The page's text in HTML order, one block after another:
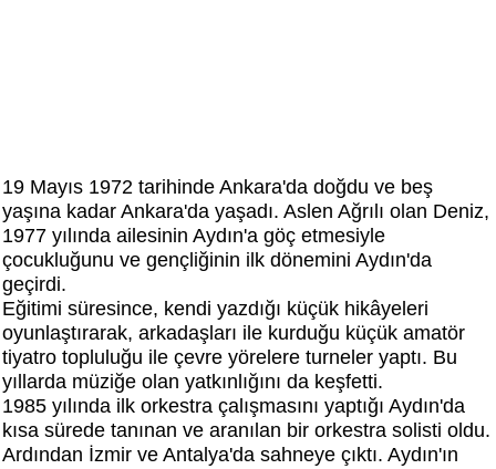
19 Mayıs 1972 tarihinde Ankara'da doğdu ve beş
yaşına kadar Ankara'da yaşadı. Aslen Ağrılı olan Deniz,
1977 yılında ailesinin Aydın'a göç etmesiyle
çocukluğunu ve gençliğinin ilk dönemini Aydın'da
geçirdi.
Eğitimi süresince, kendi yazdığı küçük hikâyeleri
oyunlaştırarak, arkadaşları ile kurduğu küçük amatör
tiyatro topluluğu ile çevre yörelere turneler yaptı. Bu
yıllarda müziğe olan yatkınlığını da keşfetti.
1985 yılında ilk orkestra çalışmasını yaptığı Aydın'da
kısa sürede tanınan ve aranılan bir orkestra solisti oldu.
Ardından İzmir ve Antalya'da sahneye çıktı. Aydın'ın